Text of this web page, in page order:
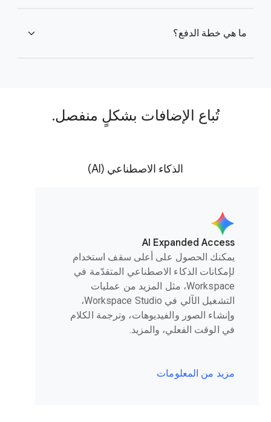
ما هي خطة الدفع؟ expand_more
تُباع الإضافات بشكلٍ منفصل.
الذكاء الاصطناعي (AI)
AI Expanded Access
يمكنك الحصول على أعلى سقف استخدام
لإمكانات الذكاء الاصطناعي المتقدّمة في
Workspace، مثل المزيد من عمليات
التشغيل الآلي في Workspace Studio،
وإنشاء الصور والفيديوهات، وترجمة الكلام
في الوقت الفعلي، والمزيد.
مزيد من المعلومات